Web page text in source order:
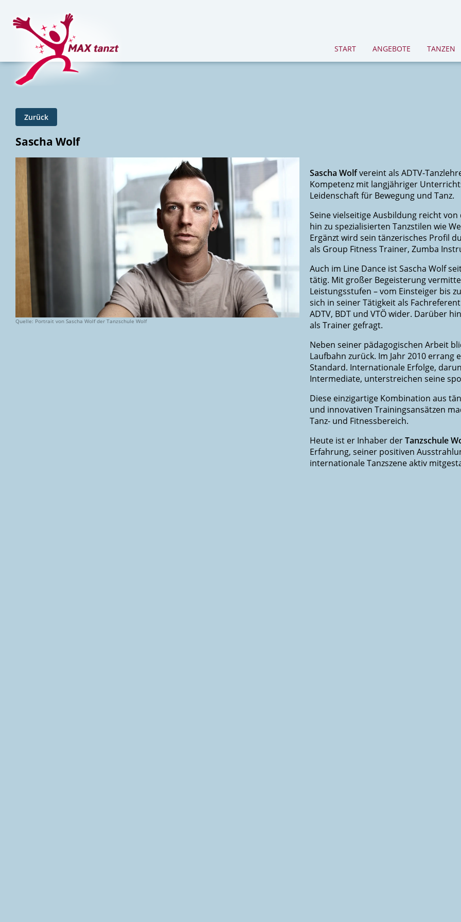
START ANGEBOTE TANZEN
Zurück
Sascha Wolf
Quelle: Portrait von Sascha Wolf der Tanzschule Wolf
Sascha Wolfvereint als ADTV-
Kompetenz mit langjähriger
Leidenschaft für Bewegung und Tanz.
Seine vielseitige Ausbildung reicht
hin zu spezialisierten Tanzstilen wie
Ergänzt wird sein tänzerisches Profil
als Group Fitness Trainer, Zumba
Auch im Line Dance ist Sascha Wolf
tätig. Mit großer Begeisterung
Leistungsstufen – vom Einsteiger bis
sich in seiner Tätigkeit als
ADTV, BDT und VTÖ wider. Darüber
als Trainer gefragt.
Neben seiner pädagogischen Arbeit
Laufbahn zurück. Im Jahr 2010 errang
Standard. Internationale Erfolge,
Intermediate, unterstreichen seine
Diese einzigartige Kombination aus
und innovativen Trainingsansätzen
Tanz- und Fitnessbereich.
Heute ist er Inhaber derTanzschule
Erfahrung, seiner positiven
internationale Tanzszene aktiv